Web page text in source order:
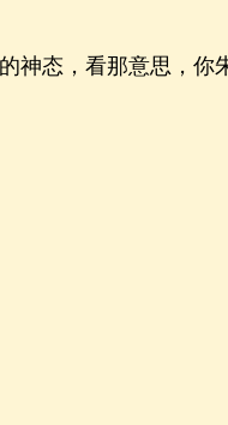
态，看那意思，你